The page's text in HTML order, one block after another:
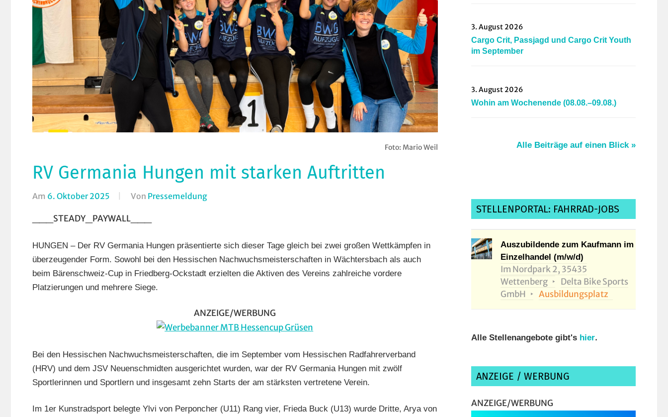
Foto: Mario Weil
RV Germania Hungen mit starken Auftritten
Am 6. Oktober 2025 Von PressemeldungIn
Orte ,
RVG
Hungen,
___STEADY_PAYWALL___
HUNGEN – Der RV Germania Hungen präsentierte sich dieser Tage gleich bei zwei großen Wettkämpfen in
überzeugender Form. Sowohl bei den Hessischen Nachwuchsmeisterschaften in Wächtersbach als auch
beim Bärenschweiz-Cup in Friedberg-Ockstadt erzielten die Aktiven des Vereins zahlreiche vordere
Platzierungen und mehrere Siege.
ANZEIGE/WERBUNG
Bei den Hessischen Nachwuchsmeisterschaften, die im September vom Hessischen Radfahrerverband
(HRV) und dem JSV Neuenschmidten ausgerichtet wurden, war der RV Germania Hungen mit zwölf
Sportlerinnen und Sportlern und insgesamt zehn Starts der am stärksten vertretene Verein.
Im 1er Kunstradsport belegte Ylvi von Perponcher (U11) Rang vier, Frieda Buck (U13) wurde Dritte, Arya von
3. August 2026
Cargo Crit, Passjagd und Cargo Crit Youth
im September
3. August 2026
Wohin am Wochenende (08.08.–09.08.)
Alle Beiträge auf einen Blick »
STELLENPORTAL: FAHRRAD-JOBS
Auszubildende zum Kaufmann im
Einzelhandel (m/w/d)
Im Nordpark 2, 35435
Wettenberg
Delta Bike Sports
GmbH
Ausbildungsplatz
Alle Stellenangebote gibt's hier.
ANZEIGE / WERBUNG
ANZEIGE/WERBUNG